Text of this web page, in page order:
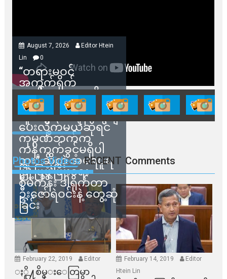
August 7, 2026
Editor Htein
Lin
0
“တရားမဝင်
အကွက်ရိုက်
ရောင်းချမှုတွေကို
သက်ဆိုင်ရာတာဝန်ရှိ
သူတွေက ဂရန်တွေချ
ပေးလိုက်မယ်ဆိုရင်
ကုမ္ပဏီဘက်က
ကန့်ကွက်ခွင့်မရှိပါ
ဘူး” ဆိုတဲ့ အမရပူရ
မြို့ပြဖွံ့ဖြိုးရေး
စီမံကိန်း ဒါရိုက်တာ
ဦးဇော်ရဲဝင်းနဲ့ တွေ့ဆုံ
ခြင်း
Photos Videos RECENT Comments
February 22, 2019 Editor
ႏို႔စိမ္းေတြမွာ
February 14, 2019
Editor
Htein Lin